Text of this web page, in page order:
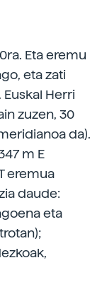
Eta eremu
eta zati
Herri
zuzen, 30
da).
m E
eremua
daude:
eta